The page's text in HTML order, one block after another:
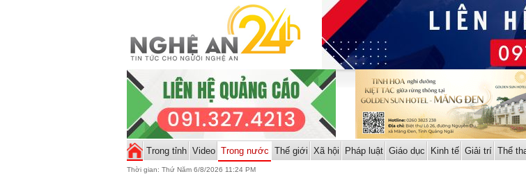
Trong tỉnh Video Trong nước Thế giới Xã hội Pháp luật Giáo dục Kinh tế Giải trí Thể
Thời gian: Thứ Năm 6/8/2026 11:24 PM